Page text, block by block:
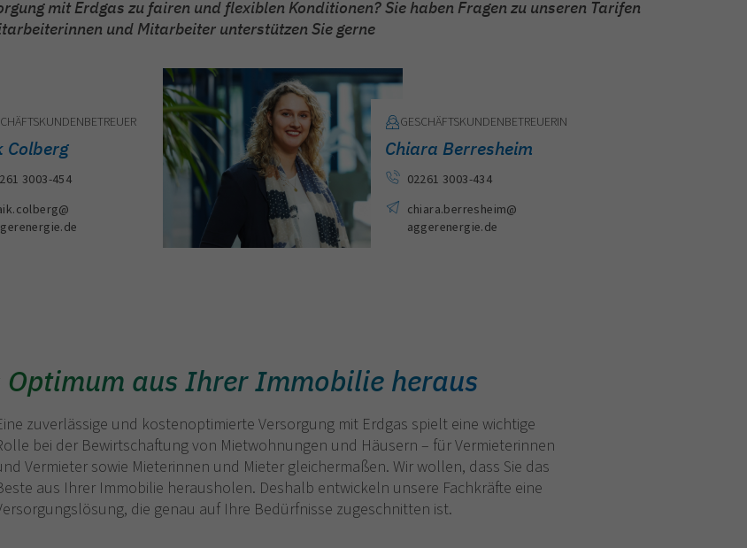
mit Erdgas zu fairen und flexiblen Konditionen? Sie haben Fragen zu unseren Tarifen
und Mitarbeiter unterstützen Sie gerne
Colberg
3003-454
@
GESCHÄFTSKUNDENBETREUERIN
Chiara Berresheim
02261 3003-434
chiara.berresheim@
aggerenergie.de
Optimum aus Ihrer Immobilie heraus
zuverlässige und kostenoptimierte Versorgung mit Erdgas spielt eine wichtige
bei der Bewirtschaftung von Mietwohnungen und Häusern – für Vermieterinnen
Vermieter sowie Mieterinnen und Mieter gleichermaßen. Wir wollen, dass Sie das
aus Ihrer Immobilie herausholen. Deshalb entwickeln unsere Fachkräfte eine
die genau auf Ihre Bedürfnisse zugeschnitten ist.